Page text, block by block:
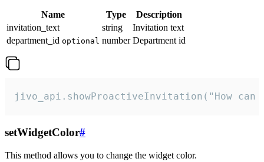
Name Type
Description
invitation_text
string
Invitation text
department_id optional number Department id
jivo_api.showProactiveInvitation("How
setWidgetColor#
This method allows you to change the widget color.